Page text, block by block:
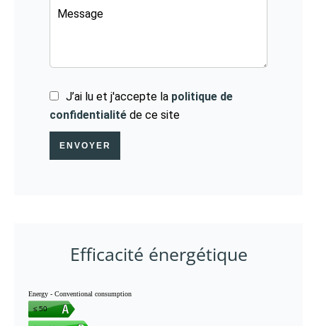
J’ai lu et j'accepte la politique de
confidentialité de ce site
ENVOYER
Efficacité énergétique